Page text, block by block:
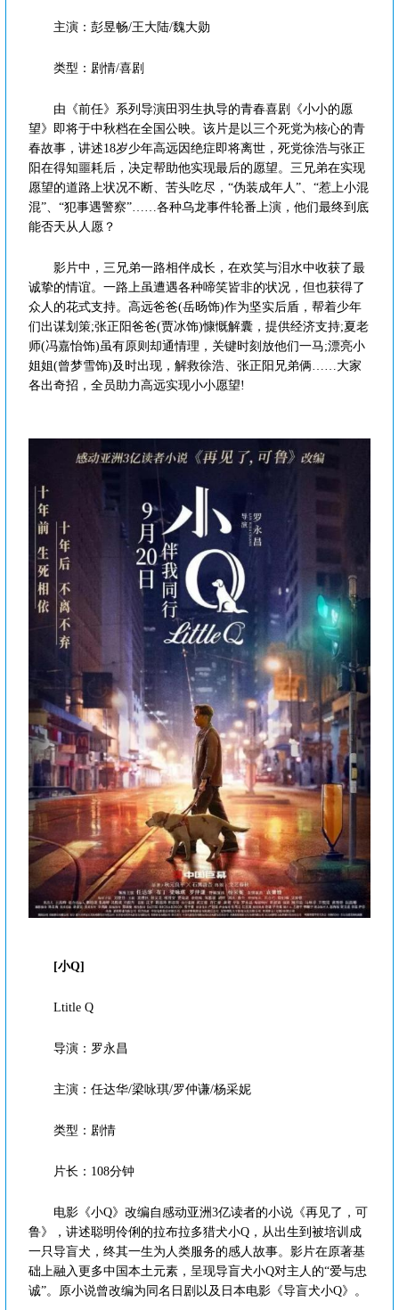
主演：彭昱畅/王大陆/魏大勋
类型：剧情/喜剧
由《前任》系列导演田羽生执导的青春喜剧《小小的愿
望》即将于中秋档在全国公映。该片是以三个死党为核心的青
春故事，讲述18岁少年高远因绝症即将离世，死党徐浩与张正
阳在得知噩耗后，决定帮助他实现最后的愿望。三兄弟在实现
愿望的道路上状况不断、苦头吃尽，“伪装成年人”、“惹上小混
混”、“犯事遇警察”……各种乌龙事件轮番上演，他们最终到底
能否天从人愿？
影片中，三兄弟一路相伴成长，在欢笑与泪水中收获了最
诚挚的情谊。一路上虽遭遇各种啼笑皆非的状况，但也获得了
众人的花式支持。高远爸爸(岳旸饰)作为坚实后盾，帮着少年
们出谋划策;张正阳爸爸(贾冰饰)慷慨解囊，提供经济支持;夏老
师(冯嘉怡饰)虽有原则却通情理，关键时刻放他们一马;漂亮小
姐姐(曾梦雪饰)及时出现，解救徐浩、张正阳兄弟俩……大家
各出奇招，全员助力高远实现小小愿望!
[小Q]
Ltitle Q
导演：罗永昌
主演：任达华/梁咏琪/罗仲谦/杨采妮
类型：剧情
片长：108分钟
电影《小Q》改编自感动亚洲3亿读者的小说《再见了，可
鲁》，讲述聪明伶俐的拉布拉多猎犬小Q，从出生到被培训成
一只导盲犬，终其一生为人类服务的感人故事。影片在原著基
础上融入更多中国本土元素，呈现导盲犬小Q对主人的“爱与忠
诚”。原小说曾改编为同名日剧以及日本电影《导盲犬小Q》。